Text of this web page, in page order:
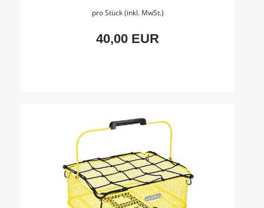
pro Stück (inkl. MwSt.)
40,00 EUR